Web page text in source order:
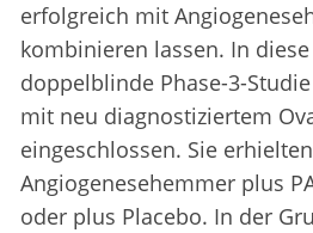
erfolgreich mit
kombinieren lassen. In
doppelblinde Phase-3-
mit neu diagnostiziertem
eingeschlossen. Sie
Angiogenesehemmer plus
oder plus Placebo. In der